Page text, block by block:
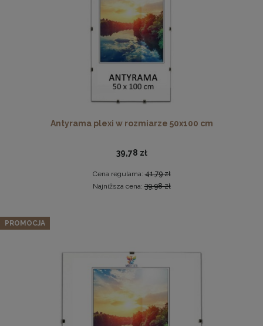
DO KOSZYKA
DO KOSZYKA
Okrągła pufa z przeszyciami LIVIA w kolorze
jasnoniebieskim – siedzisko z tkaniny welurowej
159,99 zł
Cena regularna:
Najniższa cena:
DO KOSZYKA
Antyrama plexi w rozmiarze 50x100 cm
39,78 zł
Cena regularna:41,79 zł
Najniższa cena:39,98 zł
PROMOCJA